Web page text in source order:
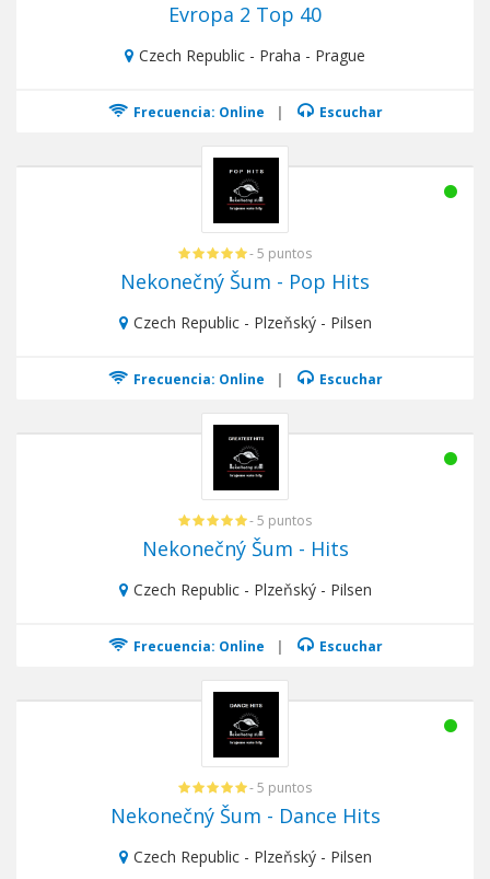
Evropa 2 Top 40
Czech Republic - Praha - Prague
Frecuencia: Online | Escuchar
- 5 puntos
Nekonečný Šum - Pop Hits
Czech Republic - Plzeňský - Pilsen
Frecuencia: Online | Escuchar
- 5 puntos
Nekonečný Šum - Hits
Czech Republic - Plzeňský - Pilsen
Frecuencia: Online | Escuchar
- 5 puntos
Nekonečný Šum - Dance Hits
Czech Republic - Plzeňský - Pilsen